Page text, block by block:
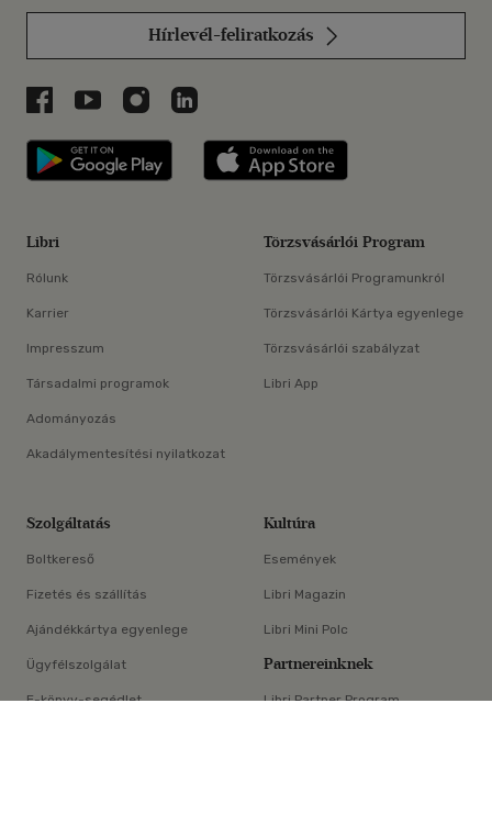
×
Hírlevél-feliratkozás
Libri a Facebookon
Libri a Youtube-on
Libri az Instagramon
Libri a LinkedInen
Libri applikáció Szerezd meg: Google
Libri
Rólunk
Karrier
Impresszum
Társadalmi programok
Adományozás
Akadálymentesítési nyilatkozat
Törzsvásárlói Program
Törzsvásárlói Programunkról
Törzsvásárlói Kártya egyenlege
Törzsvásárlói szabályzat
Libri App
Szolgáltatás
Boltkereső
Fizetés és szállítás
Ajándékkártya egyenlege
Ügyfélszolgálat
E-könyv-segédlet
Kultúra
Események
Libri Magazin
Libri Mini Polc
Partnereinknek
Libri Partner Program